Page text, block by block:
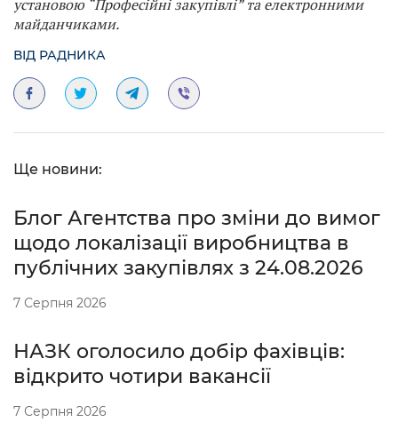
установою “Професійні закупівлі” та електронними
майданчиками.
ВІД РАДНИКА
Ще новини:
Блог Агентства про зміни до вимог
щодо локалізації виробництва в
публічних закупівлях з 24.08.2026
7 Серпня 2026
НАЗК оголосило добір фахівців:
відкрито чотири вакансії
7 Серпня 2026